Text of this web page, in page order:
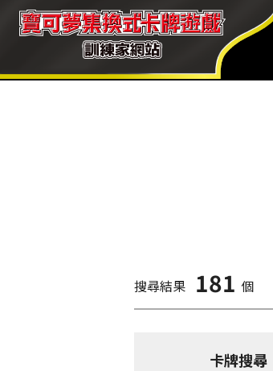
搜尋結果 181 個
卡牌搜尋